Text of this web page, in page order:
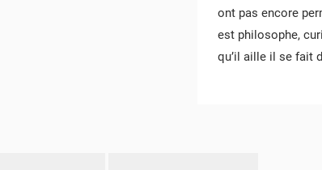
ont pas encore
est philosophe,
qu’il aille il se fait